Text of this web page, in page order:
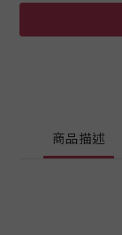
商品描述